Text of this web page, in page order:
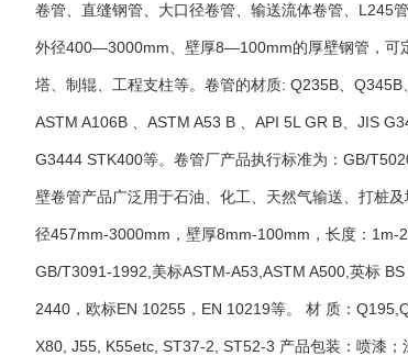
卷管、直缝钢管、大口径卷管、输送流体卷管、L245
外径400—3000mm、壁厚8—100mm的厚壁钢管，可
塔、制辊、工程支柱等。卷管的材质: Q235B、
ASTM A106B 、ASTM A53 B 、API 5L GR B、JIS
G3444 STK400等。卷管厂产品执行标准为：GB/
壁卷管产品广泛用于石油、化工、天然气输送、打桩
径457mm-3000mm，壁厚8mm-100mm，长度：1m-
GB/T3091-1992,美标ASTM-A53,ASTM A500,英标
2440，欧标EN 10255，EN 10219等。 材 质：
X80, J55, K55etc, ST37-2, ST52-3 产品包装：喷漆